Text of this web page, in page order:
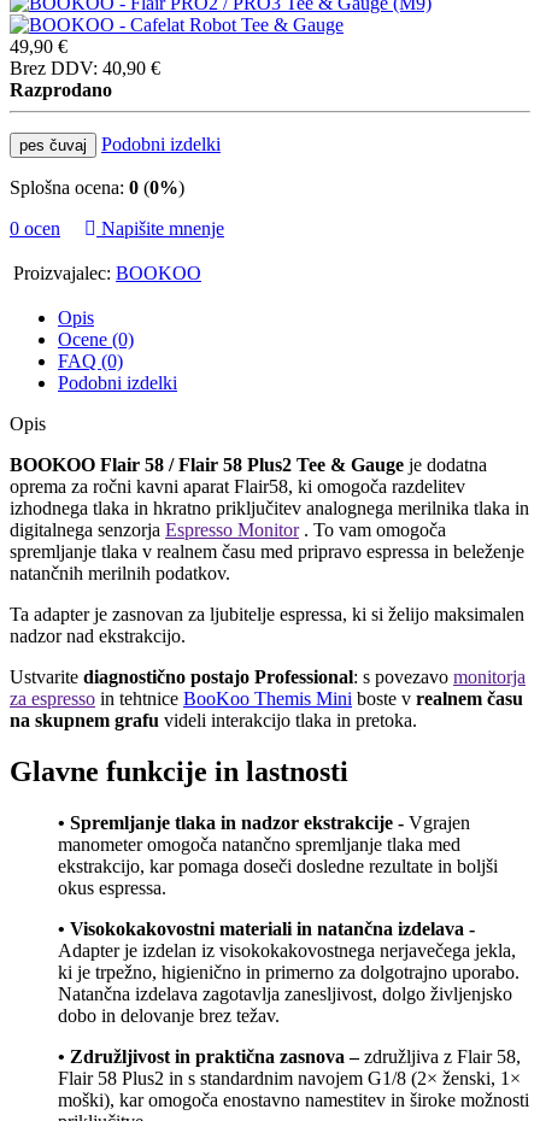
49,90 €
Brez DDV: 40,90 €
Razprodano
pes čuvaj Podobni izdelki
Splošna ocena: 0 (0%)
0 ocen
Napišite mnenje
Proizvajalec: BOOKOO
Opis
Ocene (0)
FAQ (0)
Podobni izdelki
Opis
BOOKOO Flair 58 / Flair 58 Plus2 Tee & Gauge je dodatna
oprema za ročni kavni aparat Flair58, ki omogoča razdelitev
izhodnega tlaka in hkratno priključitev analognega merilnika tlaka in
digitalnega senzorja Espresso Monitor. To vam omogoča
spremljanje tlaka v realnem času med pripravo espressa in beleženje
natančnih merilnih podatkov.
Ta adapter je zasnovan za ljubitelje espressa, ki si želijo maksimalen
nadzor nad ekstrakcijo.
Ustvarite diagnostično postajo Professional: s povezavo monitorja
za espresso in tehtnice BooKoo Themis Mini boste v realnem času
na skupnem grafu videli interakcijo tlaka in pretoka.
Glavne funkcije in lastnosti
• Spremljanje tlaka in nadzor ekstrakcije - Vgrajen
manometer omogoča natančno spremljanje tlaka med
ekstrakcijo, kar pomaga doseči dosledne rezultate in boljši
okus espressa.
• Visokokakovostni materiali in natančna izdelava -
Adapter je izdelan iz visokokakovostnega nerjavečega jekla,
ki je trpežno, higienično in primerno za dolgotrajno uporabo.
Natančna izdelava zagotavlja zanesljivost, dolgo življenjsko
dobo in delovanje brez težav.
• Združljivost in praktična zasnova –združljiva z Flair 58,
Flair 58 Plus2 in s standardnim navojem G1/8 (2× ženski, 1×
moški), kar omogoča enostavno namestitev in široke možnosti